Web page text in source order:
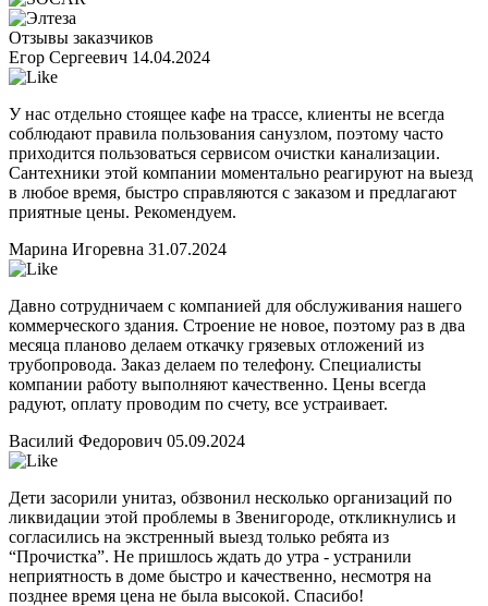
Отзывы заказчиков
Егор Сергеевич 14.04.2024
У нас отдельно стоящее кафе на трассе, клиенты не всегда
соблюдают правила пользования санузлом, поэтому часто
приходится пользоваться сервисом очистки канализации.
Сантехники этой компании моментально реагируют на выезд
в любое время, быстро справляются с заказом и предлагают
приятные цены. Рекомендуем.
Марина Игоревна 31.07.2024
Давно сотрудничаем с компанией для обслуживания нашего
коммерческого здания. Строение не новое, поэтому раз в два
месяца планово делаем откачку грязевых отложений из
трубопровода. Заказ делаем по телефону. Специалисты
компании работу выполняют качественно. Цены всегда
радуют, оплату проводим по счету, все устраивает.
Василий Федорович 05.09.2024
Дети засорили унитаз, обзвонил несколько организаций по
ликвидации этой проблемы в Звенигороде, откликнулись и
согласились на экстренный выезд только ребята из
“Прочистка”. Не пришлось ждать до утра - устранили
неприятность в доме быстро и качественно, несмотря на
позднее время цена не была высокой. Спасибо!